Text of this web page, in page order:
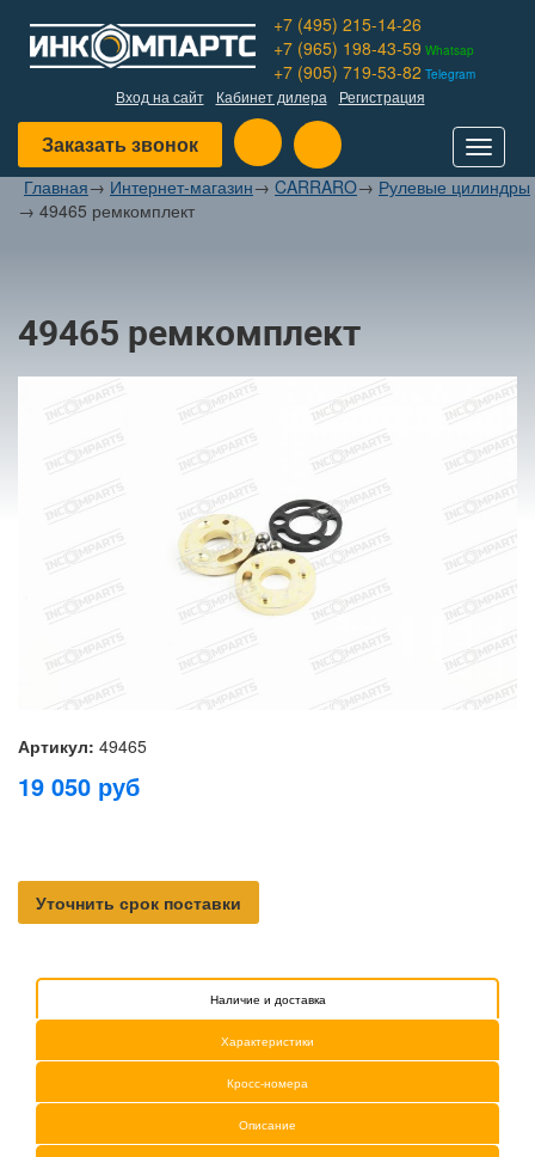
+7 (495) 215-14-26
+7 (965) 198-43-59 Whatsap
+7 (905) 719-53-82 Telegram
Вход на сайт Кабинет дилера Регистрация
Заказать звонок
Toggle
Главная→ Интернет-магазин→ CARRARO→ Рулевые цилиндры
→ 49465 ремкомплект
49465 ремкомплект
Артикул: 49465
19 050 руб
Уточнить срок поставки
Наличие и доставка
Характеристики
Кросс-номера
Описание